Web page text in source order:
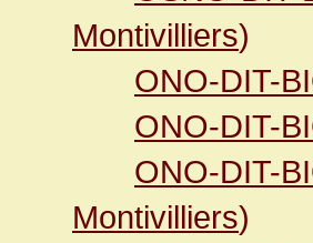
Montivilliers)
ONO-DIT-
ONO-DIT-
ONO-DIT-
Montivilliers)